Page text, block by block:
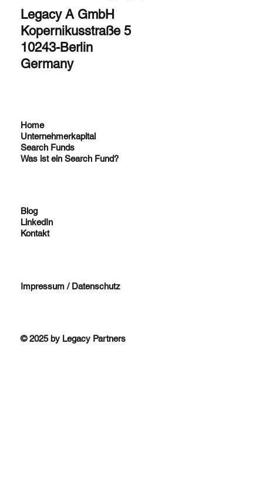
Legacy A GmbH
Kopernikusstraße 5
10243-Berlin
Germany
Home
Unternehmerkapital
Search Funds
Was ist ein Search Fund?
Blog
LinkedIn
Kontakt
Impressum / Datenschutz
© 2025 by Legacy Partners